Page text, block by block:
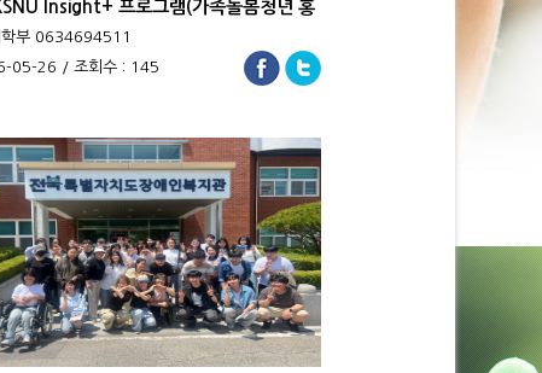
Insight+ 프로그램(가족돌봄청년 홍
트_ ..
학부 0634694511
05-26 / 조회수 : 145